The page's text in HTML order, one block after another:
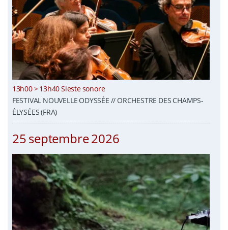
13h00 > 13h40 Sieste sonore
FESTIVAL NOUVELLE ODYSSÉE // ORCHESTRE DES CHAMPS-
ÉLYSÉES (FRA)
25 septembre 2026